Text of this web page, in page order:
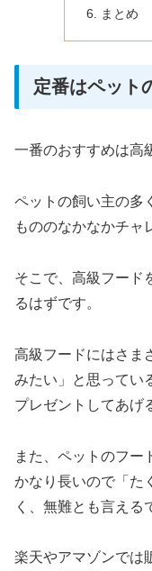
まとめ
定番はペット
一番のおすすめは高
ペットの飼い主の多
もののなかなかチャ
そこで、高級フード
るはずです。
高級フードにはさま
みたい」と思ってい
プレゼントしてあげ
また、ペットのフー
かなり長いので「た
く、無難とも言える
楽天やアマゾンでは